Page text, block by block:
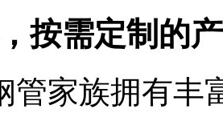
按需定制的
管家族拥有